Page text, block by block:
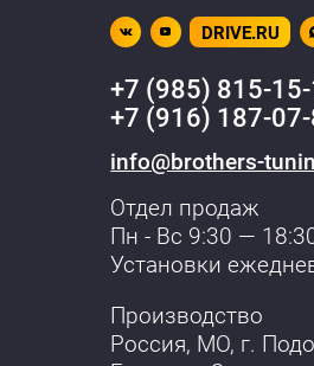
DRIVE.RU
+7 (985) 815-15-
+7 (916) 187-
info@brothers-
Отдел продаж
Пн - Вс 9:30 —
Установки
Производство
Россия, МО, г.